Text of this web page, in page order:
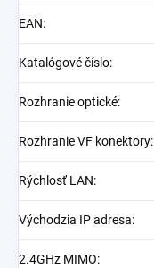
EAN:
Katalógové číslo:
Rozhranie optické:
Rozhranie VF konektory:
Rýchlosť LAN:
Východzia IP adresa:
2.4GHz MIMO: